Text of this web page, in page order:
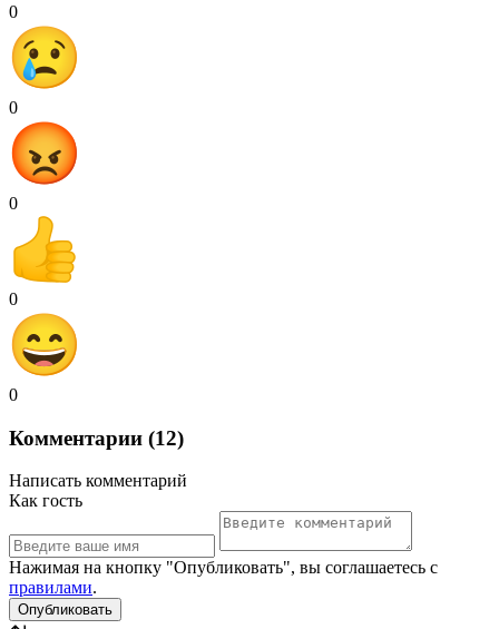
0
0
0
0
0
Комментарии (12)
Написать комментарий
Как гость
Нажимая на кнопку "Опубликовать", вы соглашаетесь с
правилами.